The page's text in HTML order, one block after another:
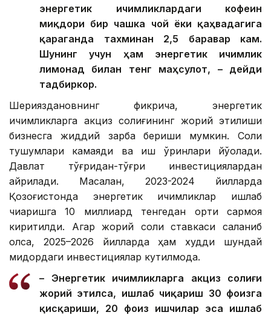
энергетик ичимликлардаги кофеин
миқдори бир чашка чой ёки қаҳвадагига
қараганда тахминан 2,5 баравар кам.
Шунинг учун ҳам энергетик ичимлик
лимонад билан тенг маҳсулот, – дейди
тадбиркор.
Шерияздановнинг фикрича, энергетик
ичимликларга акциз солиғининг жорий этилиши
бизнесга жиддий зарба бериши мумкин. Солиқ
тушумлари камаяди ва иш ўринлари йўқолади.
Давлат тўғридан-тўғри инвестициялардан
айрилади. Масалан, 2023-2024 йилларда
Қозоғистонда энергетик ичимликлар ишлаб
чиқаришга 10 миллиард тенгедан ортиқ сармоя
киритилди. Агар жорий солиқ ставкаси сақланиб
қолса, 2025–2026 йилларда ҳам худди шундай
миқдордаги инвестициялар кутилмоқда.
– Энергетик ичимликларга акциз солиғи
жорий этилса, ишлаб чиқариш 30 фоизга
қисқариши, 20 фоиз ишчилар эса ишлаб